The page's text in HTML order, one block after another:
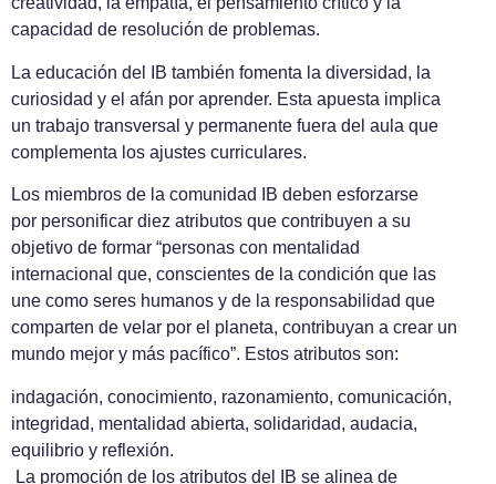
capacidad de resolución de problemas.
La educación del IB también fomenta la diversidad, la
curiosidad y el afán por aprender. Esta apuesta implica
un trabajo transversal y permanente fuera del aula que
complementa los ajustes curriculares.
Los miembros de la comunidad IB deben esforzarse
por personificar diez atributos que contribuyen a su
objetivo de formar “personas con mentalidad
internacional que, conscientes de la condición que las
une como seres humanos y de la responsabilidad que
comparten de velar por el planeta, contribuyan a crear un
mundo mejor y más pacífico”. Estos atributos son:
indagación, conocimiento, razonamiento, comunicación,
integridad, mentalidad abierta, solidaridad, audacia,
equilibrio y reflexión.
La promoción de los atributos del IB se alinea de